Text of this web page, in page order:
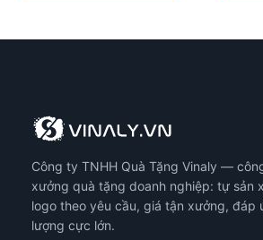
Công ty TNHH Quà Tặng Vinaly —
xưởng quà tặng doanh nghiệp: tự sản
logo theo yêu cầu, giá tận xưởng, đáp
lượng cực lớn.